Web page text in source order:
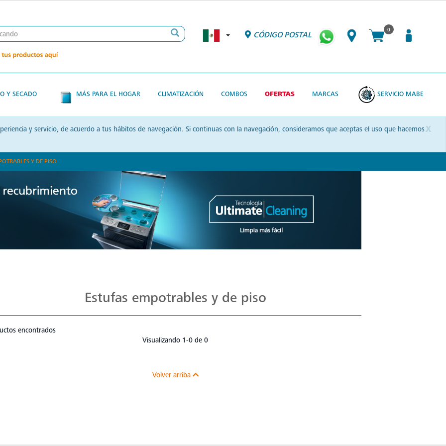
CÓDIGO POSTAL
0
Y SECADO MÁS PARA EL HOGAR CLIMATIZACIÓN COMBOS OFERTAS MARCAS SERVICIO MABE
x
y servicio, de acuerdo a tus hábitos de navegación. Si continuas con la navegación, consideramos que aceptas el uso que hacemos
Y DE PISO
Estufas empotrables y de piso
encontrados
Visualizando 1-0 de 0
Volver arriba